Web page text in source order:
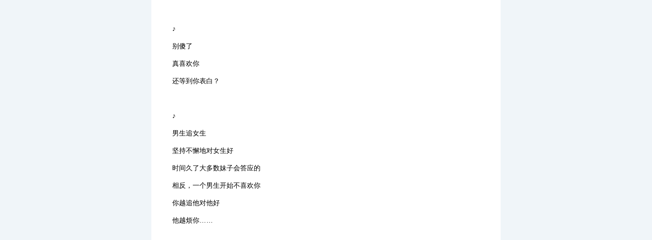
♪
别傻了
真喜欢你
还等到你表白？
♪
男生追女生
坚持不懈地对女生好
时间久了大多数妹子会答应的
相反，一个男生开始不喜欢你
你越追他对他好
他越烦你……